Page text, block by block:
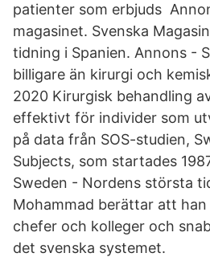
patienter som erbjuds
magasinet. Svenska
tidning i Spanien. Annons -
billigare än kirurgi och
2020 Kirurgisk behandling
effektivt för individer som
på data från SOS-studien,
Subjects, som startades
Sweden - Nordens största
Mohammad berättar att
chefer och kolleger och
det svenska systemet.